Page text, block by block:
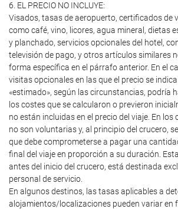
6. EL PRECIO NO INCLUYE:
Visados, tasas de aeropuerto, certificados de
como café, vino, licores, agua mineral, dietas
y planchado, servicios opcionales del hotel,
televisión de pago, y otros artículos similares
forma específica en el párrafo anterior. En el
visitas opcionales en las que el precio se
«estimado», según las circunstancias, podría
los costes que se calcularon o previeron
no están incluidas en el precio del viaje. En
no son voluntarias y, al principio del crucero,
que debe comprometerse a pagar una
final del viaje en proporción a su duración.
antes del inicio del crucero, está destinada
personal de servicio.
En algunos destinos, las tasas aplicables a
alojamientos/localizaciones pueden variar en